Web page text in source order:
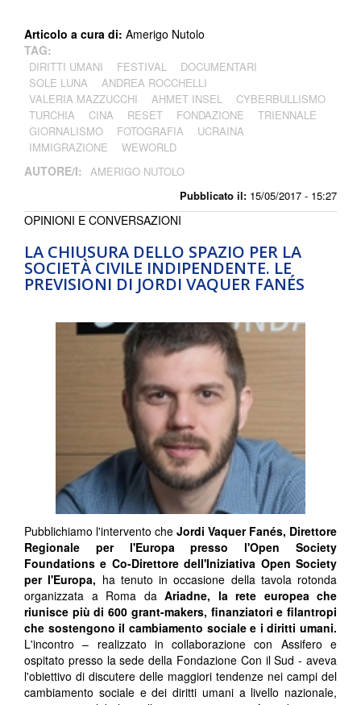
Pubblicato il: 15/05/2017 - 15:27
Articolo a cura di: Amerigo Nutolo
TAG:
DIRITTI UMANI FESTIVAL
DOCUMENTARI
SOLE LUNA
ANDREA ROCCHELLI
VALERIA MAZZUCCHI
AHMET INSEL
CYBERBULLISMO
TURCHIA
CINA RESET FONDAZIONE
TRIENNALE
GIORNALISMO
FOTOGRAFIA
UCRAINA
IMMIGRAZIONE
WEWORLD
AUTORE/I: AMERIGO NUTOLO
LA CHIUSURA DELLO SPAZIO PER LA
SOCIETÀ CIVILE INDIPENDENTE. LE
PREVISIONI DI JORDI VAQUER FANÉS
OPINIONI E CONVERSAZIONI
Pubblichiamo l'intervento che Jordi Vaquer Fanés, Direttore
Regionale per l'Europa presso l'Open Society
Foundations e Co-Direttore dell'Iniziativa Open Society
per l'Europa, ha tenuto in occasione della tavola rotonda
organizzata a Roma da Ariadne, la rete europea che
riunisce più di 600 grant-makers, finanziatori e filantropi
che sostengono il cambiamento sociale e i diritti umani.
L'incontro – realizzato in collaborazione con Assifero e
ospitato presso la sede della Fondazione Con il Sud - aveva
l'obiettivo di discutere delle maggiori tendenze nei campi del
cambiamento sociale e dei diritti umani a livello nazionale,